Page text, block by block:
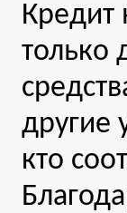
Кредит
только
другие
кто